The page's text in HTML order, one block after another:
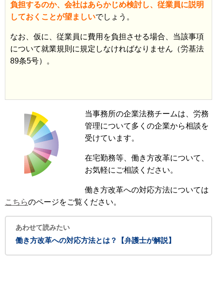
負担するのか、会社はあらかじめ検討し、従業員に説明
しておくことが望ましいでしょう。
なお、仮に、従業員に費用を負担させる場合、当該事項
について就業規則に規定しなければなりません（労基法
89条5号）。
当事務所の企業法務チームは、労務
管理について多くの企業から相談を
受けています。
在宅勤務等、働き方改革について、
お気軽にご相談ください。
働き方改革への対応方法については
こちらのページをご覧ください。
あわせて読みたい
働き方改革への対応方法とは？【弁護士が解説】